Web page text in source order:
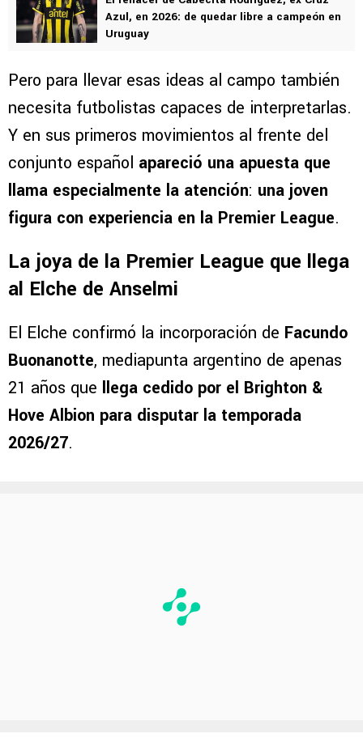
Azul, en 2026: de quedar libre a campeón en
Uruguay
Pero para llevar esas ideas al campo también
necesita futbolistas capaces de interpretarlas.
Y en sus primeros movimientos al frente del
conjunto español apareció una apuesta que
llama especialmente la atención: una joven
figura con experiencia en la Premier League.
La joya de la Premier League que llega
al Elche de Anselmi
El Elche confirmó la incorporación de Facundo
Buonanotte, mediapunta argentino de apenas
21 años que llega cedido por el Brighton &
Hove Albion para disputar la temporada
2026/27.